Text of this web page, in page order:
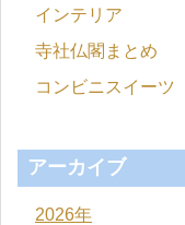
インテリア
寺社仏閣まとめ
コンビニスイーツ
アーカイブ
2026年